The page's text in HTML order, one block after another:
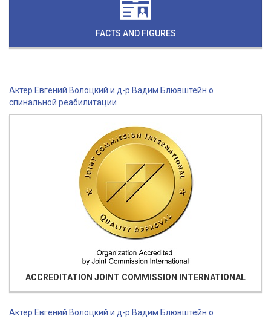
FACTS AND FIGURES
Актер Евгений Волоцкий и д-р Вадим Блювштейн о
спинальной реабилитации
ACCREDITATION JOINT COMMISSION INTERNATIONAL
Актер Евгений Волоцкий и д-р Вадим Блювштейн о